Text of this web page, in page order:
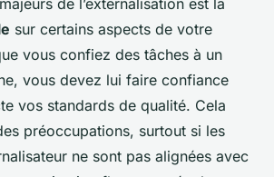
de l’externalisation est la
sur certains aspects de votre
vous confiez des tâches à un
vous devez lui faire confiance
vos standards de qualité. Cela
préoccupations, surtout si les
ne sont pas alignées avec